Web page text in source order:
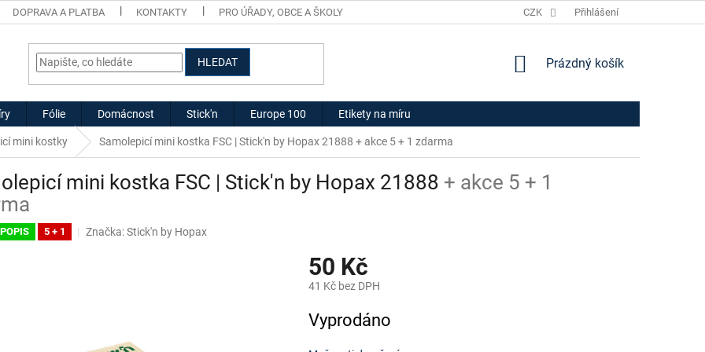
DOPRAVA A PLATBA KONTAKTY PRO ÚŘADY, OBCE A ŠKOLY HODNOCENÍ OBCHODU
CZK Přihlášení
HLEDAT
NÁKUPNÍ
Prázdný košík
Fólie Domácnost Stick'n Europe 100 Etikety na míru
mini kostky Samolepicí mini kostka FSC | Stick'n by Hopax 21888 + akce 5 + 1 zdarma
mini kostka FSC | Stick'n by Hopax 21888 + akce 5 + 1
5 + 1 Značka:Stick'n by Hopax
50 Kč
41 Kč bez DPH
cena:
Vyprodáno